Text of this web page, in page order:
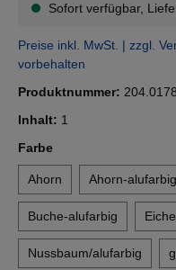
Sofort verfügbar,
Preise inkl. MwSt. | zzgl.
vorbehalten
Produktnummer:
Inhalt: 1
Farbeauswählen
Ahorn Ahorn-alufarbig
Buche-alufarbig
Nussbaum/alufarbig